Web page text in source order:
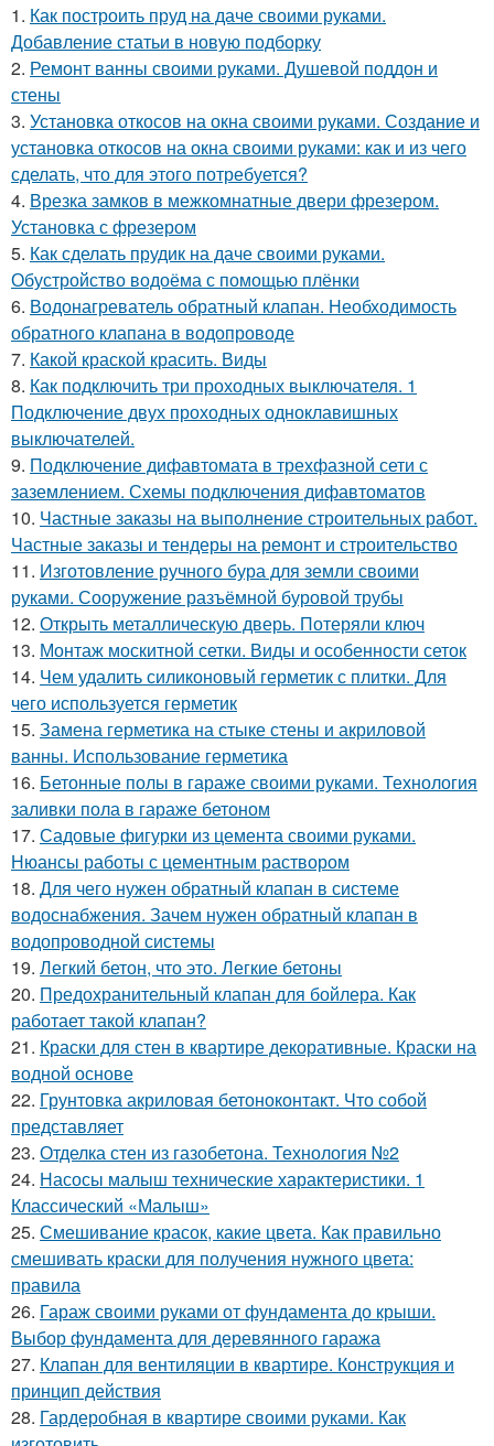
1. Как построить пруд на даче своими руками.
Добавление статьи в новую подборку
2. Ремонт ванны своими руками. Душевой поддон и
стены
3. Установка откосов на окна своими руками. Создание и
установка откосов на окна своими руками: как и из чего
сделать, что для этого потребуется?
4. Врезка замков в межкомнатные двери фрезером.
Установка с фрезером
5. Как сделать прудик на даче своими руками.
Обустройство водоёма с помощью плёнки
6. Водонагреватель обратный клапан. Необходимость
обратного клапана в водопроводе
7. Какой краской красить. Виды
8. Как подключить три проходных выключателя. 1
Подключение двух проходных одноклавишных
выключателей.
9. Подключение дифавтомата в трехфазной сети с
заземлением. Схемы подключения дифавтоматов
10. Частные заказы на выполнение строительных работ.
Частные заказы и тендеры на ремонт и строительство
11. Изготовление ручного бура для земли своими
руками. Сооружение разъёмной буровой трубы
12. Открыть металлическую дверь. Потеряли ключ
13. Монтаж москитной сетки. Виды и особенности сеток
14. Чем удалить силиконовый герметик с плитки. Для
чего используется герметик
15. Замена герметика на стыке стены и акриловой
ванны. Использование герметика
16. Бетонные полы в гараже своими руками. Технология
заливки пола в гараже бетоном
17. Садовые фигурки из цемента своими руками.
Нюансы работы с цементным раствором
18. Для чего нужен обратный клапан в системе
водоснабжения. Зачем нужен обратный клапан в
водопроводной системы
19. Легкий бетон, что это. Легкие бетоны
20. Предохранительный клапан для бойлера. Как
работает такой клапан?
21. Краски для стен в квартире декоративные. Краски на
водной основе
22. Грунтовка акриловая бетоноконтакт. Что собой
представляет
23. Отделка стен из газобетона. Технология №2
24. Насосы малыш технические характеристики. 1
Классический «Малыш»
25. Смешивание красок, какие цвета. Как правильно
смешивать краски для получения нужного цвета:
правила
26. Гараж своими руками от фундамента до крыши.
Выбор фундамента для деревянного гаража
27. Клапан для вентиляции в квартире. Конструкция и
принцип действия
28. Гардеробная в квартире своими руками. Как